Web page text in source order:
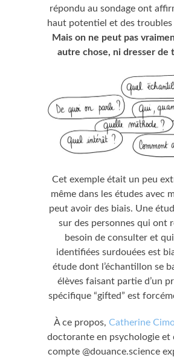
répondu au sondage ont
haut potentiel et des troubles
Mais on ne peut pas
autre chose, ni dresser de
Cet exemple était un peu
même dans les études avec
peut avoir des biais. Une
sur des personnes qui ont
besoin de consulter et
identifiées surdouées est
étude dont l’échantillon se
élèves faisant partie d’un
spécifique “gifted” est
À ce propos, Catherine
doctorante en psychologie et
compte @douance.science